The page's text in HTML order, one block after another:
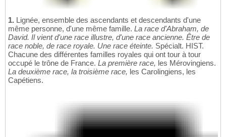
1. Lignée, ensemble des ascendants et descendants d'une
même personne, d'une même famille. La race d'Abraham, de
David. Il vient d'une race illustre, d'une race ancienne. Être de
race noble, de race royale. Une race éteinte. Spécialt. HIST.
Chacune des différentes familles royales qui ont tour à tour
occupé le trône de France. La première race, les Mérovingiens.
La deuxième race, la troisième race, les Carolingiens, les
Capétiens.